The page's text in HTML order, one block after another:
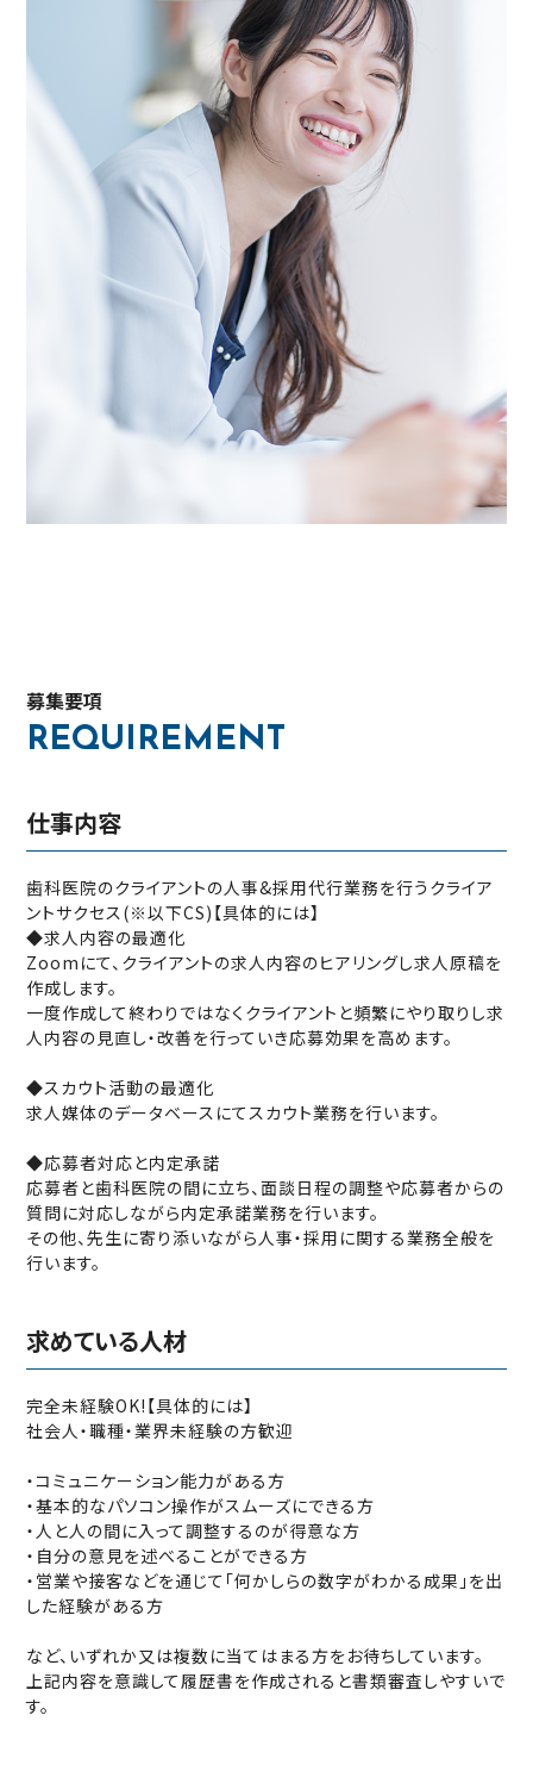
募集要項
REQUIREMENT
仕事内容
歯科医院のクライアントの人事&採用代行業務を行うクライア
ントサクセス(※以下CS)【具体的には】
◆求人内容の最適化
Zoomにて、クライアントの求人内容のヒアリングし求人原稿を
作成します。
一度作成して終わりではなくクライアントと頻繁にやり取りし求
人内容の見直し‧改善を行っていき応募効果を高めます。
◆スカウト活動の最適化
求人媒体のデータベースにてスカウト業務を行います。
◆応募者対応と内定承諾
応募者と歯科医院の間に立ち、面談日程の調整や応募者からの
質問に対応しながら内定承諾業務を行います。
その他、先生に寄り添いながら人事‧採用に関する業務全般を
行います。
求めている人材
完全未経験OK!【具体的には】
社会人‧職種‧業界未経験の方歓迎
‧コミュニケーション能力がある方
‧基本的なパソコン操作がスムーズにできる方
‧人と人の間に入って調整するのが得意な方
‧自分の意見を述べることができる方
‧営業や接客などを通じて「何かしらの数字がわかる成果」を出
した経験がある方
など、いずれか又は複数に当てはまる方をお待ちしています。
上記内容を意識して履歴書を作成されると書類審査しやすいで
す。